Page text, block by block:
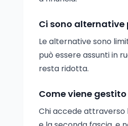
Ci sono alternative
Le alternative sono
può essere assunti in
resta ridotta.
Come viene
Chi accede attraverso